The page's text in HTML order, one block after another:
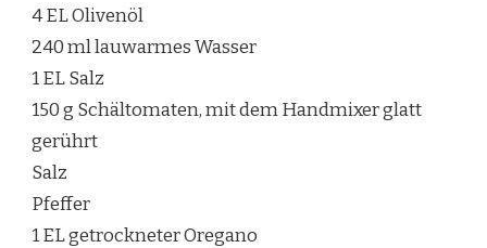
4 EL Olivenöl
240 ml lauwarmes Wasser
1 EL Salz
150 g Schältomaten, mit dem Handmixer glatt
gerührt
Salz
Pfeffer
1 EL getrockneter Oregano